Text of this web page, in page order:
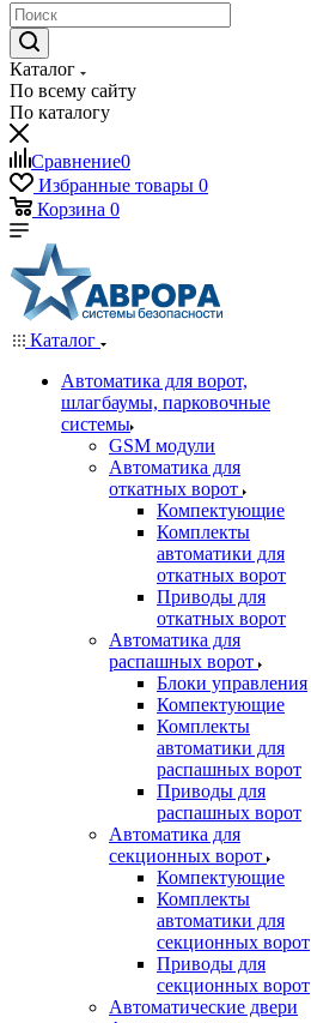
Каталог
По всему сайту
По каталогу
Сравнение0
Избранные товары 0
Корзина 0
Каталог
Автоматика для ворот,
шлагбаумы, парковочные
системы
GSM модули
Автоматика для
откатных ворот
Компектующие
Комплекты
автоматики для
откатных ворот
Приводы для
откатных ворот
Автоматика для
распашных ворот
Блоки управления
Компектующие
Комплекты
автоматики для
распашных ворот
Приводы для
распашных ворот
Автоматика для
секционных ворот
Компектующие
Комплекты
автоматики для
секционных ворот
Приводы для
секционных ворот
Автоматические двери